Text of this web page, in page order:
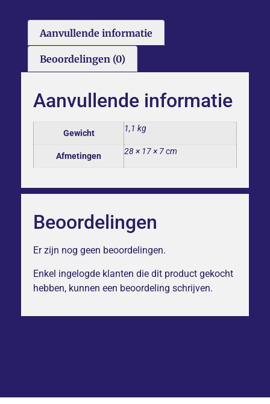
Aanvullende informatie
Beoordelingen (0)
Aanvullende informatie
Gewicht 1,1 kg
Afmetingen 28 × 17 × 7 cm
Beoordelingen
Er zijn nog geen beoordelingen.
Enkel ingelogde klanten die dit product gekocht
hebben, kunnen een beoordeling schrijven.